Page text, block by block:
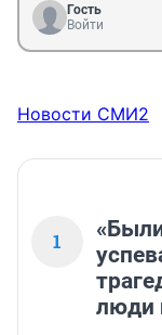
Гость
Войти
Новости СМИ2
1
люди